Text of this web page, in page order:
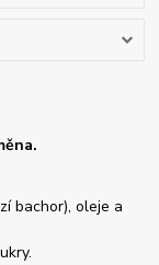
bachor), oleje a